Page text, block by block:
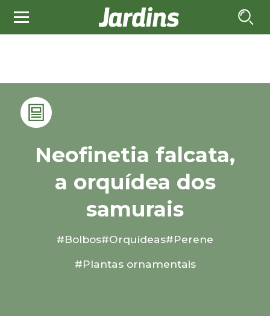
Neofinetia falcata,
a orquídea dos
samurais
#Bolbos#Orquídeas#Perene
#Plantas ornamentais